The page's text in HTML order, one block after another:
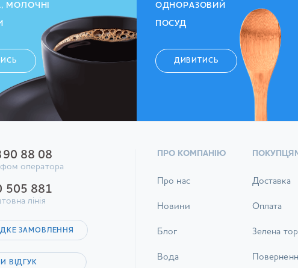
МОЛОЧНІ ОДНОРАЗОВИЙ
ПОСУД
ДИВИТИСЬ
88 08
оператора
505 881
лінія
ЗАМОВЛЕННЯ
ВІДГУК
ПРО КОМПАНІЮ
Про нас
Новини
Блог
Вода
Доставка
Оплата
Зелена